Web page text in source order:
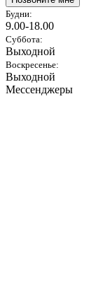
Будни:
9.00-18.00
Суббота:
Выходной
Воскресенье:
Выходной
Мессенджеры